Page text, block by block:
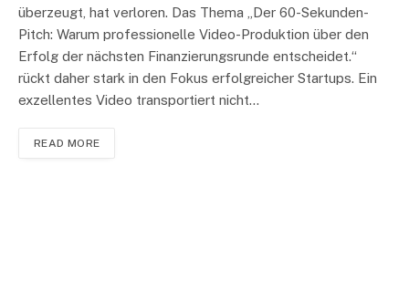
überzeugt, hat verloren. Das Thema „Der 60-Sekunden-
Pitch: Warum professionelle Video-Produktion über den
Erfolg der nächsten Finanzierungsrunde entscheidet.“
rückt daher stark in den Fokus erfolgreicher Startups. Ein
exzellentes Video transportiert nicht…
READ MORE